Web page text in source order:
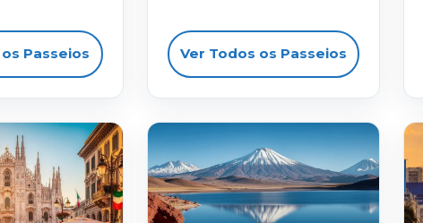
Passeios Ver Todos os Passeios